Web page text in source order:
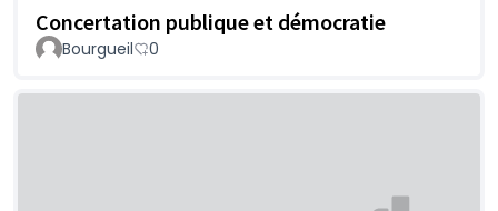
Concertation publique et démocratie
Bourgueil 0